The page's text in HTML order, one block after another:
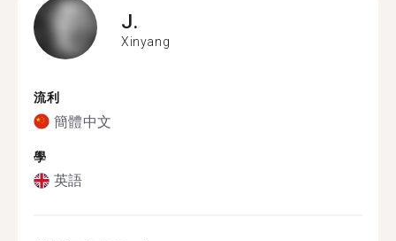
J.
Xinyang
流利
簡體中文
學
英語